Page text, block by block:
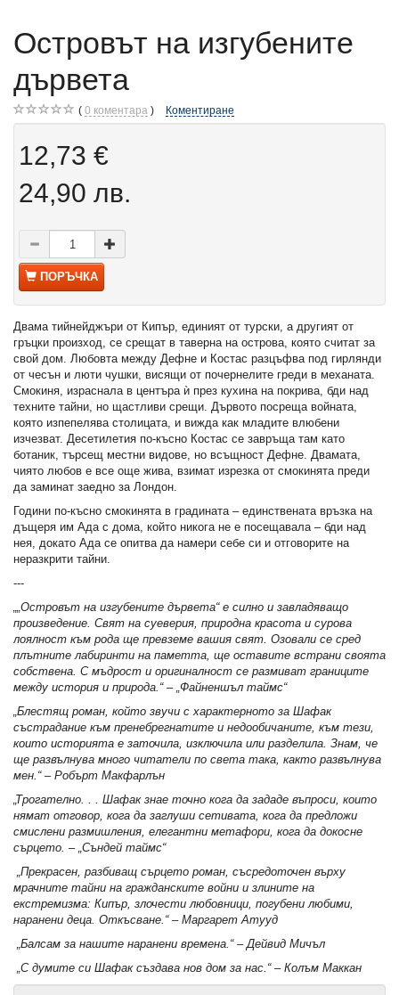
Островът на изгубените
дървета
0 коментара Коментиране
12,73 €
24,90 лв.
ПОРЪЧКА
Двама тийнейджъри от Кипър, единият от турски, а другият от
гръцки произход, се срещат в таверна на островa, която считат за
свой дом. Любовта между Дефне и Костас разцъфва под гирлянди
от чесън и люти чушки, висящи от почернелите греди в механата.
Смокиня, израснала в центъра ѝ през кухина на покрива, бди над
техните тайни, но щастливи срещи. Дървото посреща войната,
която изпепелява столицата, и вижда как младите влюбени
изчезват. Десетилетия по-късно Костас се завръща там като
ботаник, търсещ местни видове, но всъщност Дефне. Двамата,
чиято любов е все още жива, взимат изрезка от смокинята преди
да заминат заедно за Лондон.
Години по-късно смокинята в градината – единствената връзка на
дъщеря им Ада с дома, който никога не е посещавала – бди над
нея, докато Ада се опитва да намери себе си и отговорите на
неразкрити тайни.
---
„„Островът на изгубените дървета“ е силно и завладяващо
произведение. Свят на суеверия, природна красота и сурова
лоялност към рода ще превземе вашия свят. Озовали се сред
плътните лабиринти на паметта, ще оставите встрани своята
собствена. С мъдрост и оригиналност се размиват границите
между история и природа.“ – „Файненшъл таймс“
„Блестящ роман, който звучи с характерното за Шафак
състрадание към пренебрегнатите и недообичаните, към тези,
които историята е заточила, изключила или разделила. Знам, че
ще развълнува много читатели по света така, както развълнува
мен.“ – Робърт Макфарлън
„Трогателно. . . Шафак знае точно кога да зададе въпроси, които
нямат отговор, кога да заглуши сетивата, кога да предложи
смислени размишления, елегантни метафори, кога да докосне
сърцето. – „Съндей таймс“
„Прекрасен, разбиващ сърцето роман, съсредоточен върху
мрачните тайни на гражданските войни и злините на
екстремизма: Кипър, злочести любовници, погубени любими,
наранени деца. Откъсване.“ – Маргарет Атууд
„Балсам за нашите наранени времена.“ – Дейвид Мичъл
„С думите си Шафак създава нов дом за нас.“ – Колъм Маккан